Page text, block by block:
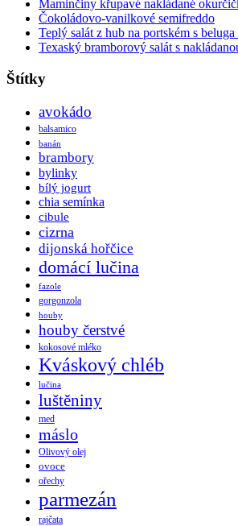
Maminčiny křupavé nakládané
Čokoládovo-vanilkové semifreddo
Teplý salát z hub na portském s
Texaský bramborový salát s
Štítky
avokádo
balsamico
banán
brambory
bylinky
bílý jogurt
chia semínka
cibule
cizrna
dijonská hořčice
domácí lučina
fazole
gorgonzola
houby
houby čerstvé
kokosové mléko
Kváskový chléb
lučina
luštěniny
med
máslo
Olivový olej
ovoce
ořechy
parmezán
rajčata